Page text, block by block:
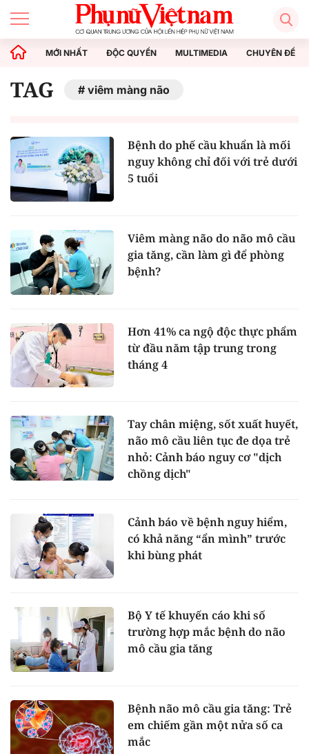
MỚI NHẤT ĐỘC QUYỀN MULTIMEDIA CHUYÊN ĐỀ
TAG viêm màng não
Bệnh do phế cầu khuẩn là mối
nguy không chỉ đối với trẻ dưới
5 tuổi
Viêm màng não do não mô cầu
gia tăng, cần làm gì để phòng
bệnh?
Hơn 41% ca ngộ độc thực phẩm
từ đầu năm tập trung trong
tháng 4
Tay chân miệng, sốt xuất huyết,
não mô cầu liên tục đe dọa trẻ
nhỏ: Cảnh báo nguy cơ "dịch
chồng dịch"
Cảnh báo về bệnh nguy hiểm,
có khả năng “ẩn mình” trước
khi bùng phát
Bộ Y tế khuyến cáo khi số
trường hợp mắc bệnh do não
mô cầu gia tăng
Bệnh não mô cầu gia tăng: Trẻ
em chiếm gần một nửa số ca
mắc